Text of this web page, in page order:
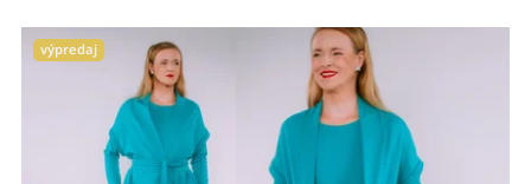
výpredaj